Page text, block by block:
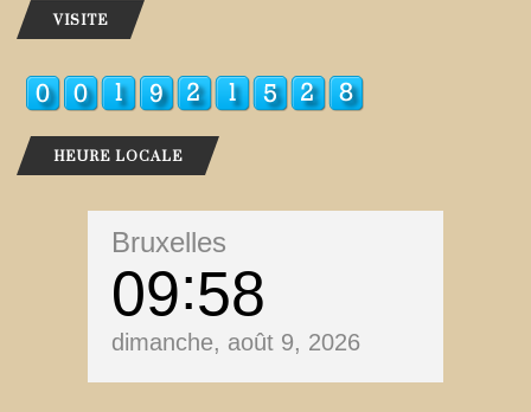
VISITE
HEURE LOCALE
Bruxelles
09 58
dimanche, août 9, 2026